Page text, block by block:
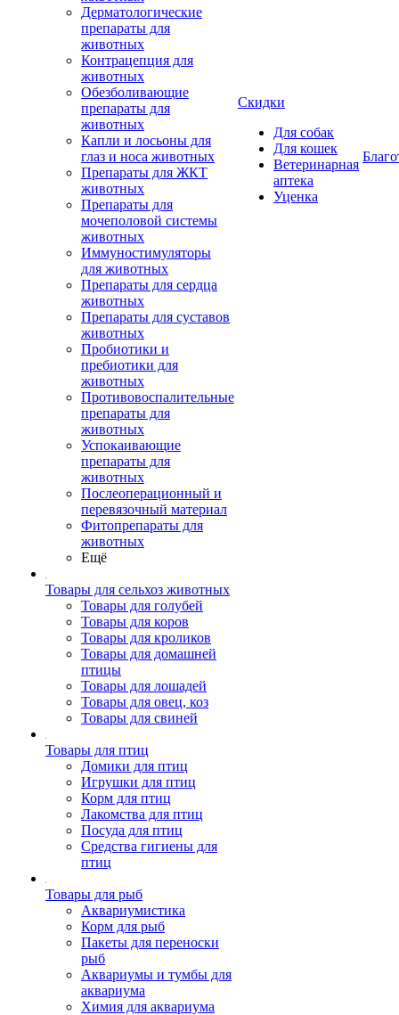
Дерматологические
препараты для
животных
Контрацепция для
животных
Обезболивающие
препараты для
животных
Капли и лосьоны для
глаз и носа животных
Препараты для ЖКТ
животных
Препараты для
мочеполовой системы
животных
Иммуностимуляторы
для животных
Препараты для сердца
животных
Препараты для суставов
животных
Пробиотики и
пребиотики для
животных
Противовоспалительные
препараты для
животных
Успокаивающие
препараты для
животных
Послеоперационный и
перевязочный материал
Фитопрепараты для
животных
Ещё
Товары для сельхоз животных
Товары для голубей
Товары для коров
Товары для кроликов
Товары для домашней
птицы
Товары для лошадей
Товары для овец, коз
Товары для свиней
Товары для птиц
Домики для птиц
Игрушки для птиц
Корм для птиц
Лакомства для птиц
Посуда для птиц
Средства гигиены для
птиц
Товары для рыб
Аквариумистика
Корм для рыб
Пакеты для переноски
рыб
Аквариумы и тумбы для
аквариума
Химия для аквариума
Скидки
Для собак
Для кошек
Ветеринарная
аптека
Уценка